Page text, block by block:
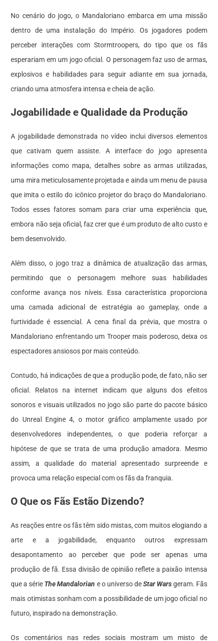
No cenário do jogo, o Mandaloriano embarca em uma missão
dentro de uma instalação do Império. Os jogadores podem
perceber interações com Stormtroopers, do tipo que os fãs
esperariam em um jogo oficial. O personagem faz uso de armas,
explosivos e habilidades para seguir adiante em sua jornada,
criando uma atmosfera intensa e cheia de ação.
Jogabilidade e Qualidade da Produção
A jogabilidade demonstrada no vídeo inclui diversos elementos
que cativam quem assiste. A interface do jogo apresenta
informações como mapa, detalhes sobre as armas utilizadas,
uma mira meticulosamente projetada e ainda um menu de pausa
que imita o estilo do icônico projetor do braço do Mandaloriano.
Todos esses fatores somam para criar uma experiência que,
embora não seja oficial, faz crer que é um produto de alto custo e
bem desenvolvido.
Além disso, o jogo traz a dinâmica de atualização das armas,
permitindo que o personagem melhore suas habilidades
conforme avança nos níveis. Essa característica proporciona
uma camada adicional de estratégia ao gameplay, onde a
furtividade é essencial. A cena final da prévia, que mostra o
Mandaloriano enfrentando um Trooper mais poderoso, deixa os
espectadores ansiosos por mais conteúdo.
Contudo, há indicações de que a produção pode, de fato, não ser
oficial. Relatos na internet indicam que alguns dos efeitos
sonoros e visuais utilizados no jogo são parte do pacote básico
do Unreal Engine 4, o motor gráfico amplamente usado por
desenvolvedores independentes, o que poderia reforçar a
hipótese de que se trata de uma produção amadora. Mesmo
assim, a qualidade do material apresentado surpreende e
provoca uma relação especial com os fãs da franquia.
O Que os Fãs Estão Dizendo?
As reações entre os fãs têm sido mistas, com muitos elogiando a
arte e a jogabilidade, enquanto outros expressam
desapontamento ao perceber que pode ser apenas uma
produção de fã. Essa divisão de opinião reflete a paixão intensa
que a série The Mandalorian e o universo deStar Warsgeram. Fãs
mais otimistas sonham com a possibilidade de um jogo oficial no
futuro, inspirado na demonstração.
Os comentários nas redes sociais mostram um misto de